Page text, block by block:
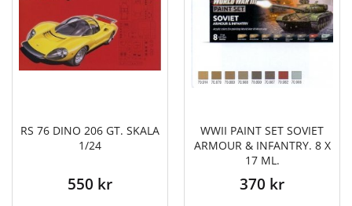
RS 76 DINO 206 GT. SKALA
1/24
550 kr
WWII PAINT SET SOVIET
ARMOUR & INFANTRY. 8 X
17 ML.
370 kr